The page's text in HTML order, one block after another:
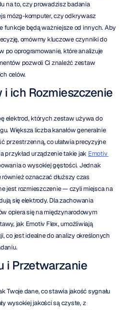
na to, czy prowadzisz badania
mózg-komputer, czy odkrywasz
funkcje będą ważniejsze od innych. Aby
omówmy kluczowe czynniki do
po oprogramowanie, które analizuje
pozwoli Ci znaleźć zestaw
celów.
i ich Rozmieszczenie
elektrod, których zestaw używa do
Większa liczba kanałów generalnie
przestrzenną, co ułatwia precyzyjne
przykład urządzenie takie jak Emotiv
o wysokiej gęstości. Jednak
oznaczać dłuższy czas
jest rozmieszczenie — czyli miejsca na
się elektrody. Dla zachowania
opiera się na międzynarodowym
jak Emotiv Flex, umożliwiają
co jest idealne do analizy określonych
i Przetwarzanie
Twoje dane, co stawia jakość sygnału
wysokiej jakości są czyste, z